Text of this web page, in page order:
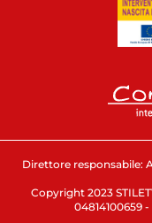
Direttore responsabile:
Copyright 2023
04814100659